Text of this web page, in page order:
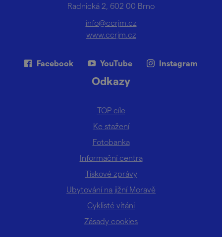
Radnická 2, 602 00 Brno
info@ccrjm.cz
www.ccrjm.cz
Facebook YouTube Instagram
Odkazy
TOP cíle
Ke stažení
Fotobanka
Informační centra
Tiskové zprávy
Ubytování na jižní Moravě
Cyklisté vítáni
Zásady cookies